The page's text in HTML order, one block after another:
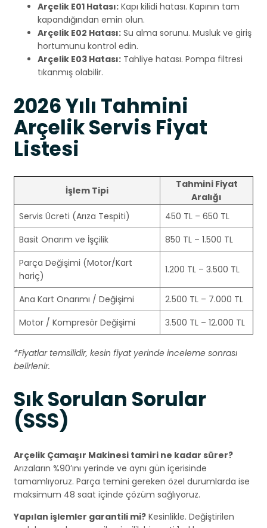
Arçelik E01 Hatası: Kapı kilidi hatası. Kapının tam
kapandığından emin olun.
Arçelik E02 Hatası: Su alma sorunu. Musluk ve giriş
hortumunu kontrol edin.
Arçelik E03 Hatası: Tahliye hatası. Pompa filtresi
tıkanmış olabilir.
2026 Yılı Tahmini
Arçelik Servis Fiyat
Listesi
İşlem Tipi
Tahmini Fiyat
Aralığı
Servis Ücreti (Arıza Tespiti)
450 TL – 650 TL
Basit Onarım ve İşçilik
850 TL – 1.500 TL
Parça Değişimi (Motor/Kart
hariç)
1.200 TL – 3.500 TL
Ana Kart Onarımı / Değişimi
2.500 TL – 7.000 TL
Motor / Kompresör Değişimi
3.500 TL – 12.000 TL
*Fiyatlar temsilidir, kesin fiyat yerinde inceleme sonrası
belirlenir.
Sık Sorulan Sorular
(SSS)
Arçelik Çamaşır Makinesi tamiri ne kadar sürer?
Arızaların %90’ını yerinde ve aynı gün içerisinde
tamamlıyoruz. Parça temini gereken özel durumlarda ise
maksimum 48 saat içinde çözüm sağlıyoruz.
Yapılan işlemler garantili mi? Kesinlikle. Değiştirilen